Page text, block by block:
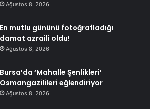
Ağustos 8, 2026
En mutlu gününü fotoğrafladığı
damat azraili oldu!
Ağustos 8, 2026
Bursa’da ‘Mahalle Şenlikleri’
Osmangazilileri eğlendiriyor
Ağustos 8, 2026